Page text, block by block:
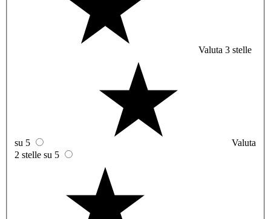
Valuta 3 stelle
su 5
Valuta
2 stelle su 5